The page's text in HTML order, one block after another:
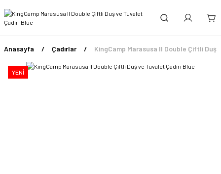
Anasayfa Çadırlar KingCamp Marasusa II Double Çiftli Duş
YENİ